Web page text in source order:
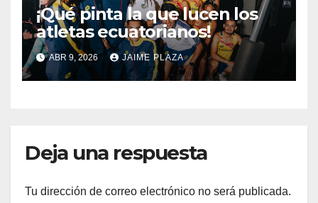
¡Qué pinta la que lucen los
atletas ecuatorianos!
ABR 9, 2026 JAIME PLAZA
Deja una respuesta
Tu dirección de correo electrónico no será publicada.